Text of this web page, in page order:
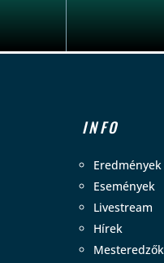
INFO
Eredmények
Események
Livestream
Hírek
Mesteredzők